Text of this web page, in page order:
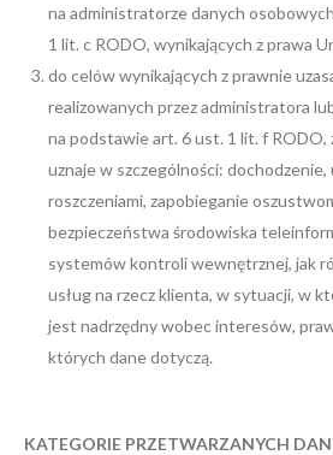
na administratorze danych
1 lit. c RODO, wynikających z prawa
do celów wynikających z prawnie
realizowanych przez administratora
na podstawie art. 6 ust. 1 lit. f
uznaje w szczególności:
roszczeniami, zapobieganie
bezpieczeństwa środowiska
systemów kontroli wewnętrznej, jak
usług na rzecz klienta, w sytuacji, w
jest nadrzędny wobec interesów,
których dane dotyczą.
KATEGORIE PRZETWARZANYCH